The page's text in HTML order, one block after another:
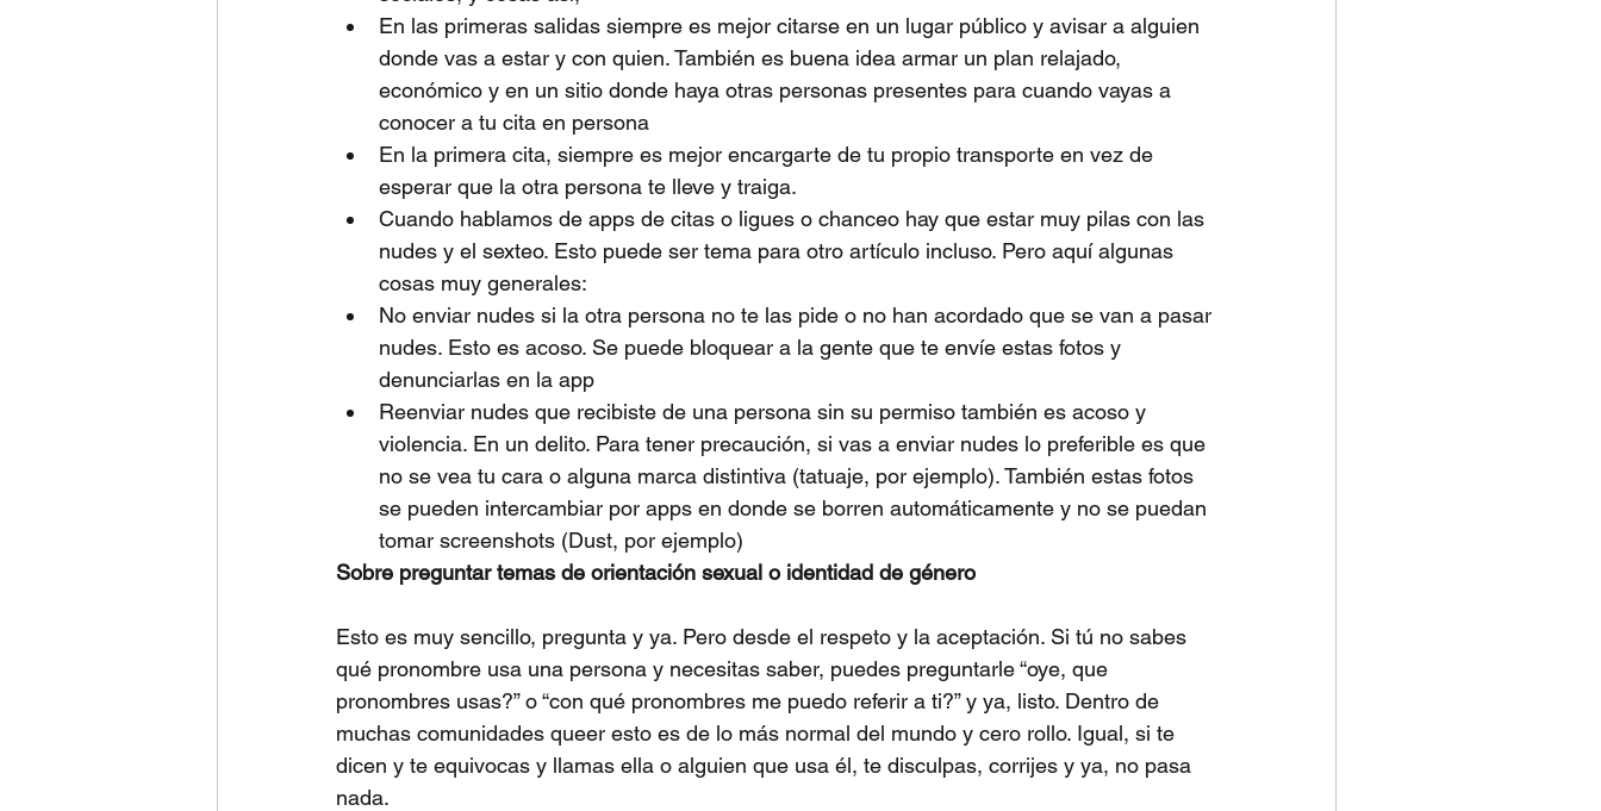
En las primeras salidas siempre es mejor citarse en un lugar público y avisar a alguien
donde vas a estar y con quien. También es buena idea armar un plan relajado,
económico y en un sitio donde haya otras personas presentes para cuando vayas a
conocer a tu cita en persona
En la primera cita, siempre es mejor encargarte de tu propio transporte en vez de
esperar que la otra persona te lleve y traiga.
Cuando hablamos de apps de citas o ligues o chanceo hay que estar muy pilas con las
nudes y el sexteo. Esto puede ser tema para otro artículo incluso. Pero aquí algunas
cosas muy generales:
No enviar nudes si la otra persona no te las pide o no han acordado que se van a pasar
nudes. Esto es acoso. Se puede bloquear a la gente que te envíe estas fotos y
denunciarlas en la app
Reenviar nudes que recibiste de una persona sin su permiso también es acoso y
violencia. En un delito. Para tener precaución, si vas a enviar nudes lo preferible es que
no se vea tu cara o alguna marca distintiva (tatuaje, por ejemplo). También estas fotos
se pueden intercambiar por apps en donde se borren automáticamente y no se puedan
tomar screenshots (Dust, por ejemplo)
Sobre preguntar temas de orientación sexual o identidad de género
Esto es muy sencillo, pregunta y ya. Pero desde el respeto y la aceptación. Si tú no sabes
qué pronombre usa una persona y necesitas saber, puedes preguntarle “oye, que
pronombres usas?” o “con qué pronombres me puedo referir a ti?” y ya, listo. Dentro de
muchas comunidades queer esto es de lo más normal del mundo y cero rollo. Igual, si te
dicen y te equivocas y llamas ella o alguien que usa él, te disculpas, corrijes y ya, no pasa
nada.